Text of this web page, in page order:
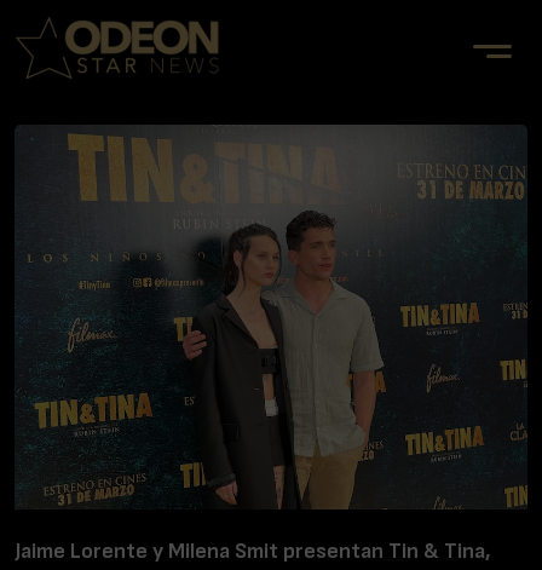
Jaime Lorente y Milena Smit presentan Tin & Tina,